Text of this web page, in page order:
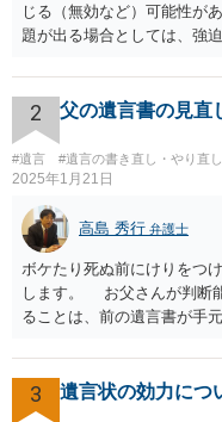
じる（無効など）可能性が
題が出る場合としては、強
すが、弁護士に作成を依頼
ースが多いと思います。
律の基準はありません。
2 父の遺言書の見直
#遺言 #遺言の書き直し・やり直し
2025年1月21日
高島 秀行 弁護士
ボケたり死ぬ前にけりをつ
します。 お父さんが判断
ることは、前の遺言書が
してもらって 診断書を取
作成するのがよいと思い
から、弁護士に依頼して手
3 遺言状の効力につ